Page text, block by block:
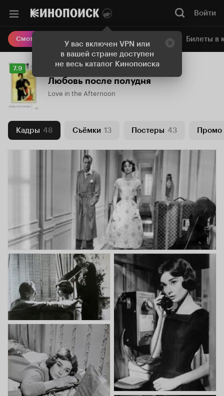
У вас включен VPN или
в вашей стране доступен
не весь каталог Кинопоиска
Войти
Смотреть кино Онлайн-кинотеатр Билеты в
Рейтинг
Кинопоиска
7.9
7.9
Любовь после полудня
Love in the Afternoon
Кадры 48 Съёмки 13 Постеры 43 Промо